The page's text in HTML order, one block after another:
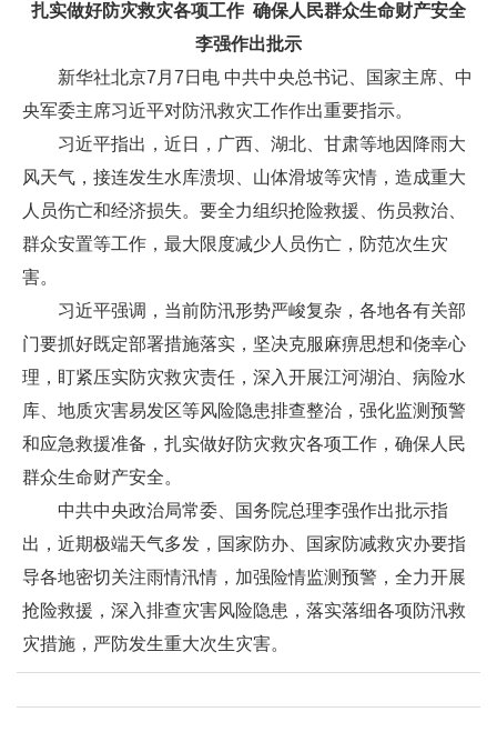
扎实做好防灾救灾各项工作 确保人民群众生命财产安全
李强作出批示
新华社北京7月7日电 中共中央总书记、国家主席、中
央军委主席习近平对防汛救灾工作作出重要指示。
习近平指出，近日，广西、湖北、甘肃等地因降雨大
风天气，接连发生水库溃坝、山体滑坡等灾情，造成重大
人员伤亡和经济损失。要全力组织抢险救援、伤员救治、
群众安置等工作，最大限度减少人员伤亡，防范次生灾
害。
习近平强调，当前防汛形势严峻复杂，各地各有关部
门要抓好既定部署措施落实，坚决克服麻痹思想和侥幸心
理，盯紧压实防灾救灾责任，深入开展江河湖泊、病险水
库、地质灾害易发区等风险隐患排查整治，强化监测预警
和应急救援准备，扎实做好防灾救灾各项工作，确保人民
群众生命财产安全。
中共中央政治局常委、国务院总理李强作出批示指
出，近期极端天气多发，国家防办、国家防减救灾办要指
导各地密切关注雨情汛情，加强险情监测预警，全力开展
抢险救援，深入排查灾害风险隐患，落实落细各项防汛救
灾措施，严防发生重大次生灾害。